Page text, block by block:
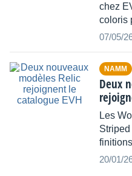
chez
coloris
07/05/
NAMM
Deux
Les
20/01/